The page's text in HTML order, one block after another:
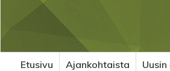
Etusivu Ajankohtaista